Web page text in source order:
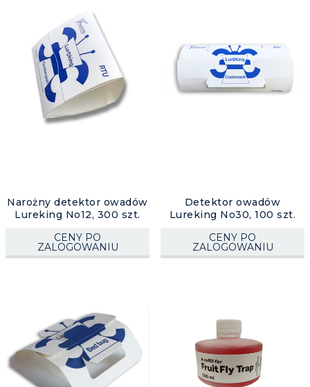
Narożny detektor owadów
Lureking No12, 300 szt.
CENY PO
ZALOGOWANIU
Detektor owadów
Lureking No30, 100 szt.
CENY PO
ZALOGOWANIU